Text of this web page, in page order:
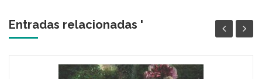
Entradas relacionadas '